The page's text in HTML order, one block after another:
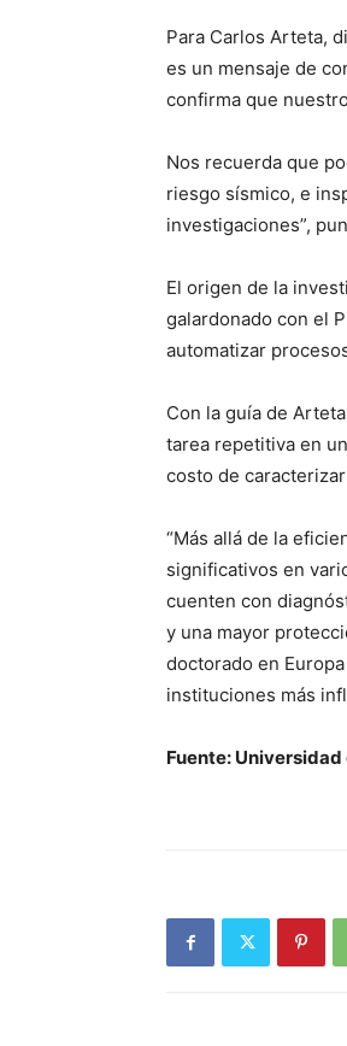
Para Carlos Arteta,
es un mensaje de
confirma que
Nos recuerda que
riesgo sísmico, e
investigaciones”,
El origen de la
galardonado con el
automatizar
Con la guía de
tarea repetitiva en
costo de
“Más allá de la
significativos en
cuenten con
y una mayor
doctorado en
instituciones más
Fuente: